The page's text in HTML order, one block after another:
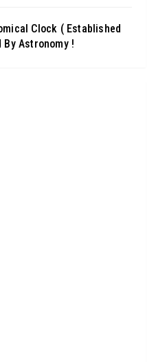
Clock ( Established
Astronomy !